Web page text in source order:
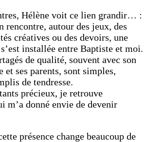
Hélène voit ce lien grandir… :
rencontre, autour des jeux, des
créatives ou des devoirs, une
installée entre Baptiste et moi.
de qualité, souvent avec son
et ses parents, sont simples,
de tendresse.
précieux, je retrouve
m’a donné envie de devenir
présence change beaucoup de